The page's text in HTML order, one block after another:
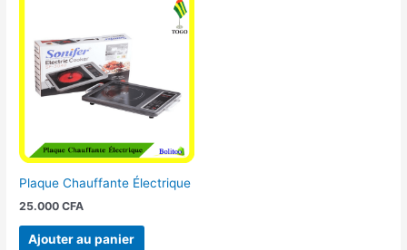
Plaque Chauffante Électrique
25.000CFA
Ajouter au panier